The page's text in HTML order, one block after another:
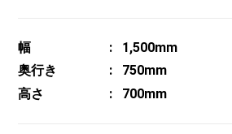
幅
1,500mm
奥行き
750mm
高さ
700mm